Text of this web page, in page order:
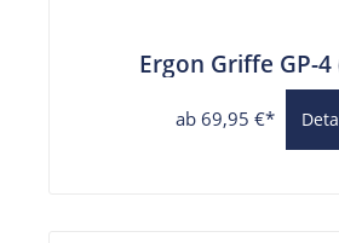
Ergon Griffe GP-4
ab 69,95 €*